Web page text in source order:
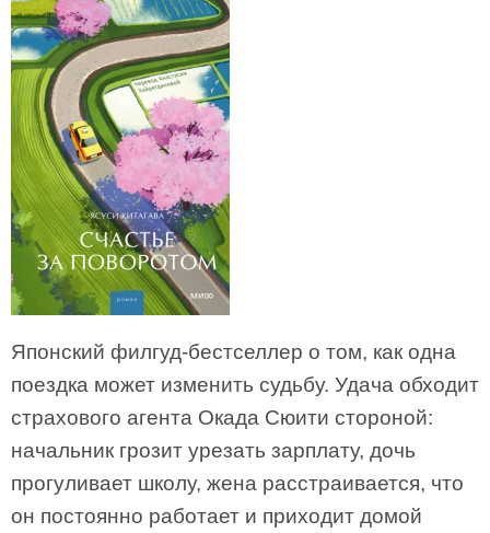
Японский филгуд-бестселлер о том, как одна
поездка может изменить судьбу. Удача обходит
страхового агента Окада Сюити стороной:
начальник грозит урезать зарплату, дочь
прогуливает школу, жена расстраивается, что
он постоянно работает и приходит домой